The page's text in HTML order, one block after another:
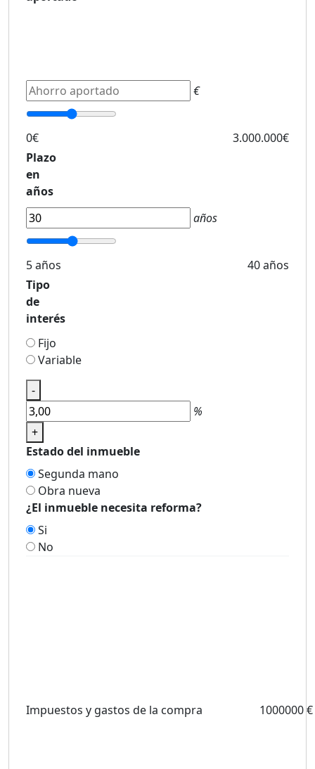
€
0€
3.000.000€
Plazo
en
años
años
5 años
40 años
Tipo
de
interés
Fijo
Variable
-
%
+
Estado del inmueble
Segunda mano
Obra nueva
¿El inmueble necesita reforma?
Si
No
Impuestos y gastos de la compra 1000000 €